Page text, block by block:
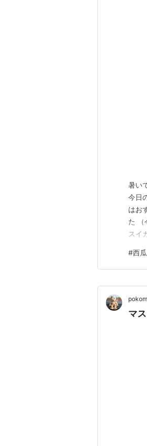
暑い
今日
はお
た （
スイ
今
#西瓜
マ